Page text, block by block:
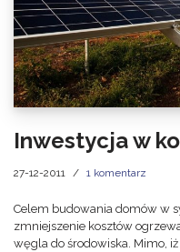
Inwestycja w
27-12-2011 1 komentarz
Celem budowania domów w
zmniejszenie kosztów
węgla do środowiska. Mimo,